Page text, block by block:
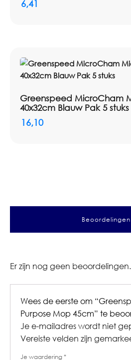
6,41
Greenspeed MicroCham
40x32cm Blauw Pak 5 stuks
16,10
Beoordelingen
Er zijn nog geen beoordelingen.
Wees de eerste om
Purpose Mop 45cm” te
Je e-mailadres wordt niet
Vereiste velden zijn
Je waardering*